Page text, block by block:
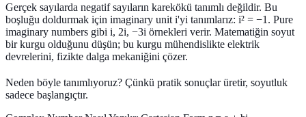
Gerçek sayılarda negatif sayıların karekökü tanımlı değildir. Bu
boşluğu doldurmak için imaginary unit i'yi tanımlarız: i² = −1. Pure
imaginary numbers gibi i, 2i, −3i örnekleri verir. Matematiğin soyut
bir kurgu olduğunu düşün; bu kurgu mühendislikte elektrik
devrelerini, fizikte dalga mekaniğini çözer.
Neden böyle tanımlıyoruz? Çünkü pratik sonuçlar üretir, soyutluk
sadece başlangıçtır.